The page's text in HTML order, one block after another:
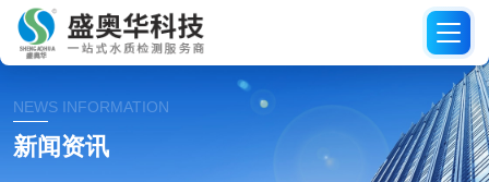
NEWS INFORMATION
新闻资讯